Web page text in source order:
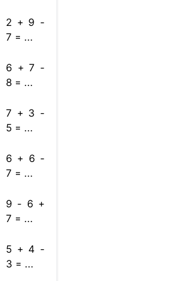
2 + 9 -
7 = ...
6 + 7 -
8 = ...
7 + 3 -
5 = ...
6 + 6 -
7 = ...
9 - 6 +
7 = ...
5 + 4 -
3 = ...